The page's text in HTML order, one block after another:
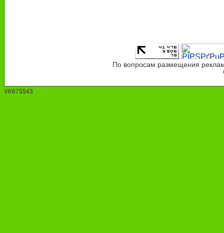
По вопросам размещения
VK675543